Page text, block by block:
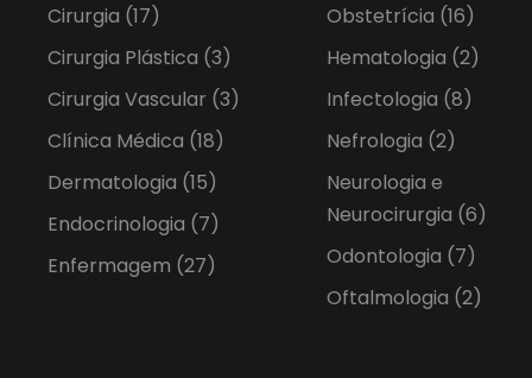
Cirurgia (17)
Cirurgia Plástica (3)
Cirurgia Vascular (3)
Clínica Médica (18)
Dermatologia (15)
Endocrinologia (7)
Enfermagem (27)
Obstetrícia (16)
Hematologia (2)
Infectologia (8)
Nefrologia (2)
Neurologia e
Neurocirurgia (6)
Odontologia (7)
Oftalmologia (2)